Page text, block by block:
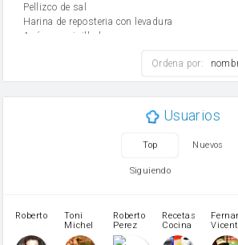
Pellizco de sal
Harina de reposteria con levadura
Azúcar avainillado
mantequilla
Harina para bizcocho
patatas
Ordena por:
Usuarios
Top Nuevos
Siguiendo
Roberto
Toni
Michel
Caubet
Roberto
Perez
Muñoz
Recetas
Cocina